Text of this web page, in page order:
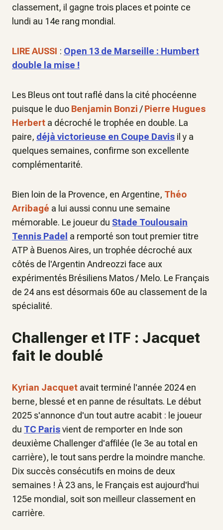
classement, il gagne trois places et pointe ce
lundi au 14e rang mondial.
LIRE AUSSI : Open 13 de Marseille : Humbert
double la mise !
Les Bleus ont tout raflé dans la cité phocéenne
puisque le duo Benjamin Bonzi /Pierre Hugues
Herbert a décroché le trophée en double. La
paire, déjà victorieuse en Coupe Davis il y a
quelques semaines, confirme son excellente
complémentarité.
Bien loin de la Provence, en Argentine, Théo
Arribagé a lui aussi connu une semaine
mémorable. Le joueur du Stade Toulousain
Tennis Padel a remporté son tout premier titre
ATP à Buenos Aires, un trophée décroché aux
côtés de l'Argentin Andreozzi face aux
expérimentés Brésiliens Matos / Melo. Le Français
de 24 ans est désormais 60e au classement de la
spécialité.
Challenger et ITF : Jacquet
fait le doublé
Kyrian Jacquet avait terminé l'année 2024 en
berne, blessé et en panne de résultats. Le début
2025 s'annonce d'un tout autre acabit : le joueur
du TC Parisvient de remporter en Inde son
deuxième Challenger d'affilée (le 3e au total en
carrière), le tout sans perdre la moindre manche.
Dix succès consécutifs en moins de deux
semaines ! À 23 ans, le Français est aujourd'hui
125e mondial, soit son meilleur classement en
carrière.